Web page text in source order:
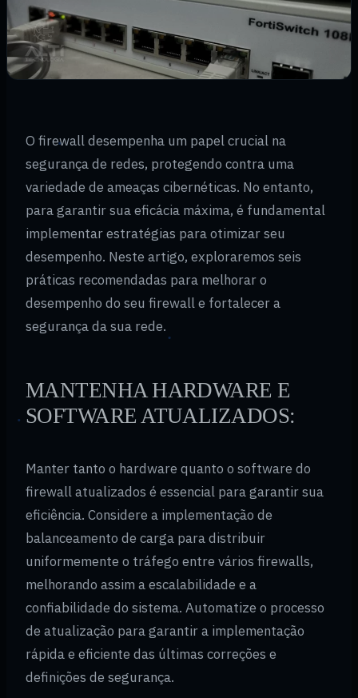
O firewall desempenha um papel crucial na
segurança de redes, protegendo contra uma
variedade de ameaças cibernéticas. No entanto,
para garantir sua eficácia máxima, é fundamental
implementar estratégias para otimizar seu
desempenho. Neste artigo, exploraremos seis
práticas recomendadas para melhorar o
desempenho do seu firewall e fortalecer a
segurança da sua rede.
MANTENHA HARDWARE E
SOFTWARE ATUALIZADOS:
Manter tanto o hardware quanto o software do
firewall atualizados é essencial para garantir sua
eficiência. Considere a implementação de
balanceamento de carga para distribuir
uniformemente o tráfego entre vários firewalls,
melhorando assim a escalabilidade e a
confiabilidade do sistema. Automatize o processo
de atualização para garantir a implementação
rápida e eficiente das últimas correções e
definições de segurança.